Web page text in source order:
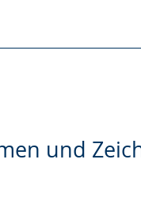
und